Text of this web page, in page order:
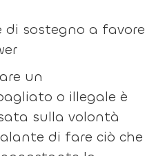
di sostegno a favore
un
o illegale è
sulla volontà
di fare ciò che